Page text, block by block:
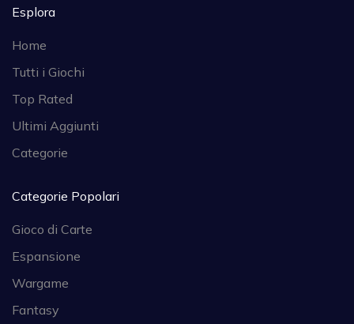
Esplora
Home
Tutti i Giochi
Top Rated
Ultimi Aggiunti
Categorie
Categorie Popolari
Gioco di Carte
Espansione
Wargame
Fantasy